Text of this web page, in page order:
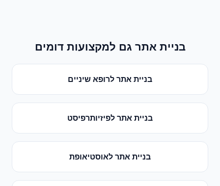
בניית אתר גם למקצועות דומים
בניית אתרלרופא שיניים
בניית אתרלפיזיותרפיסט
בניית אתרלאוסטיאופת